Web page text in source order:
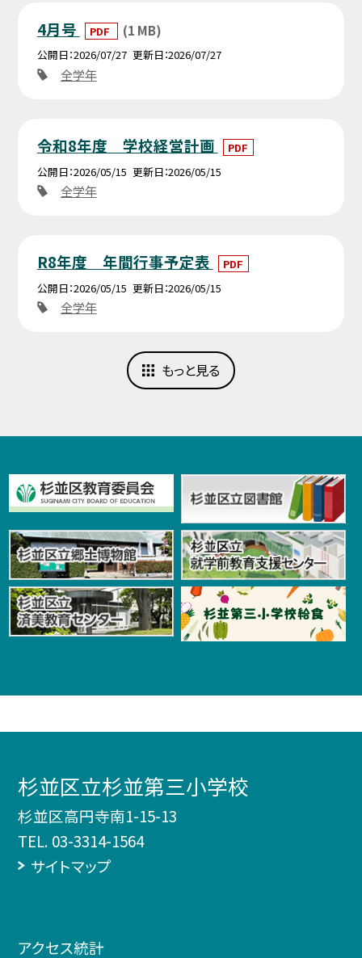
4月号 PDF (1 MB)
公開日 2026/07/27 更新日 2026/07/27
全学年
令和8年度 学校経営計画
PDF
公開日 2026/05/15 更新日 2026/05/15
全学年
R8年度 年間行事予定表
PDF
公開日 2026/05/15 更新日 2026/05/15
全学年
もっと見る
杉並区立杉並第三小学校
杉並区高円寺南1-15-13
TEL. 03-3314-1564
サイトマップ
アクセス統計